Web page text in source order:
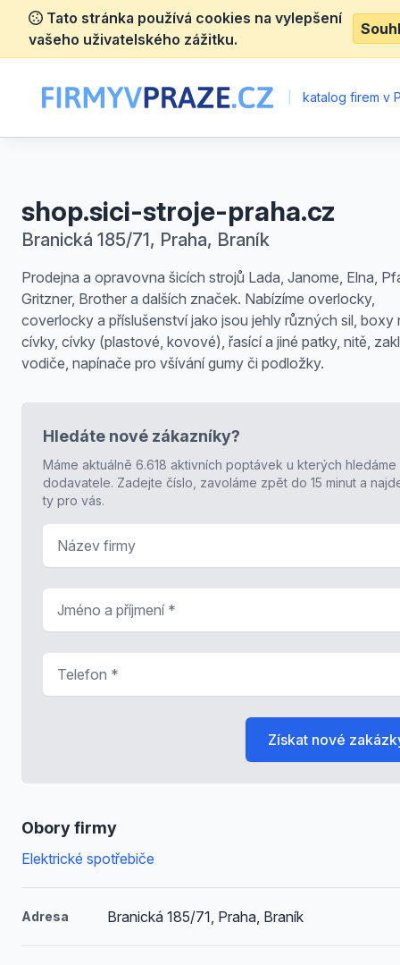
Tato stránka používá cookies na vylepšení
vašeho uživatelského zážitku.
katalog firem v
shop.sici-stroje-praha.cz
Branická 185/71, Praha, Braník
Prodejna a opravovna šicích strojů Lada, Janome, Elna,
Gritzner, Brother a dalších značek. Nabízíme overlocky,
coverlocky a příslušenství jako jsou jehly různých sil, boxy
cívky, cívky (plastové, kovové), řasící a jiné patky, nitě,
vodiče, napínače pro všívání gumy či podložky.
Obory firmy
Elektrické spotřebiče
Adresa Branická 185/71, Praha, Braník
Hledáte nové zákazníky?
Máme aktuálně 6.618 aktivních poptávek u kterých hledáme
dodavatele. Zadejte číslo, zavoláme zpět do 15 minut a
ty pro vás.
Získat nové